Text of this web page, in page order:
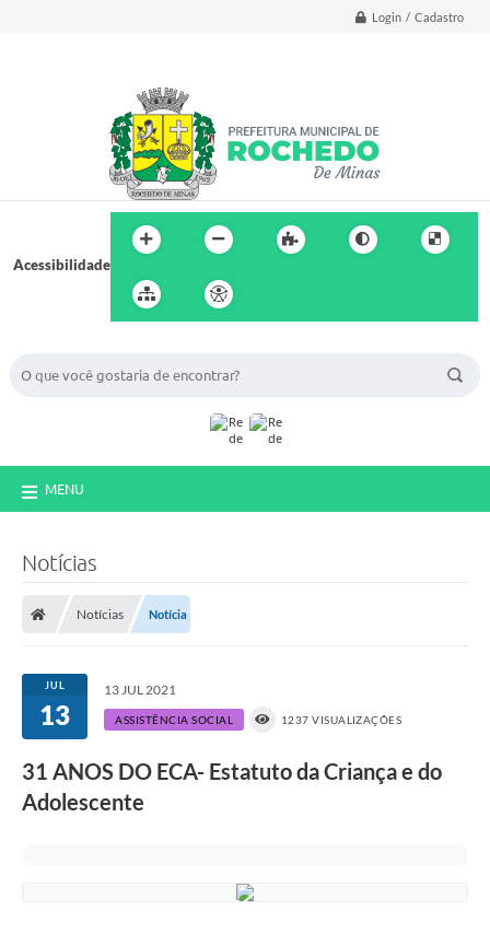
Login / Cadastro
Acessibilidade
MENU
Notícias
Notícias Notícia
JUL
13
13 JUL 2021
ASSISTÊNCIA SOCIAL 1237 VISUALIZAÇÕES
31 ANOS DO ECA- Estatuto da Criança e do
Adolescente